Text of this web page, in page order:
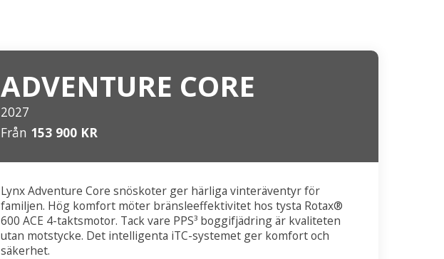
ADVENTURE CORE
2027
Från 153 900 KR
Lynx Adventure Core snöskoter ger härliga vinteräventyr för
familjen. Hög komfort möter bränsleeffektivitet hos tysta Rotax®
600 ACE 4-taktsmotor. Tack vare PPS³ boggifjädring är kvaliteten
utan motstycke. Det intelligenta iTC-systemet ger komfort och
säkerhet.